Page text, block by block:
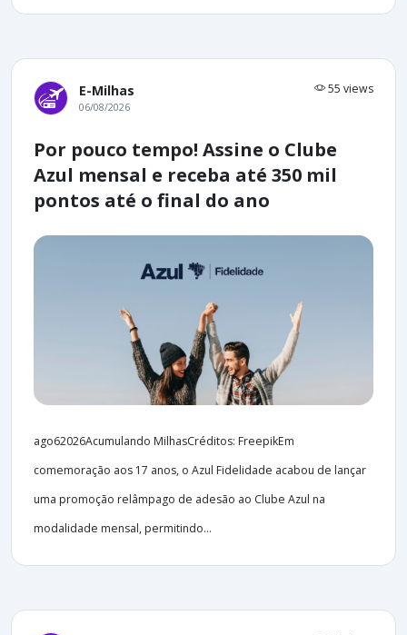
E-Milhas 55 views
06/08/2026
Por pouco tempo! Assine o Clube
Azul mensal e receba até 350 mil
pontos até o final do ano
ago62026Acumulando MilhasCréditos: FreepikEm
comemoração aos 17 anos, o Azul Fidelidade acabou de lançar
uma promoção relâmpago de adesão ao Clube Azul na
modalidade mensal, permitindo...